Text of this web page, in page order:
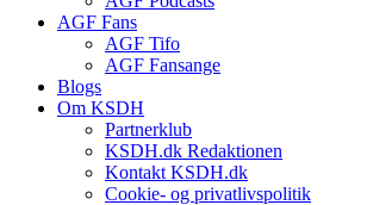
AGF Fans
AGF Tifo
AGF Fansange
Blogs
Om KSDH
Partnerklub
KSDH.dk Redaktionen
Kontakt KSDH.dk
Cookie- og privatlivspolitik